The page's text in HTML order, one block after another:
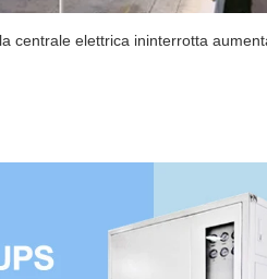
centrale elettrica ininterrotta